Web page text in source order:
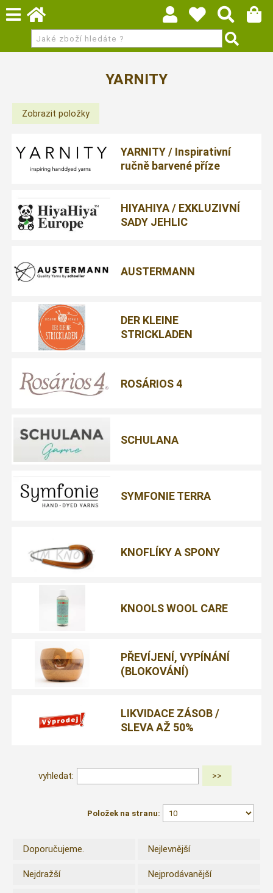
YARNITY
YARNITY / Inspirativní
ručně barvené příze
HIYAHIYA / EXKLUZIVNÍ
SADY JEHLIC
AUSTERMANN
DER KLEINE
STRICKLADEN
ROSÁRIOS 4
SCHULANA
SYMFONIE TERRA
KNOFLÍKY A SPONY
KNOOLS WOOL CARE
PŘEVÍJENÍ, VYPÍNÁNÍ
(BLOKOVÁNÍ)
LIKVIDACE ZÁSOB /
SLEVA AŽ 50%
vyhledat:
Položek na stranu:
Doporučujeme. Nejlevnější
Nejdražší Nejprodávanější